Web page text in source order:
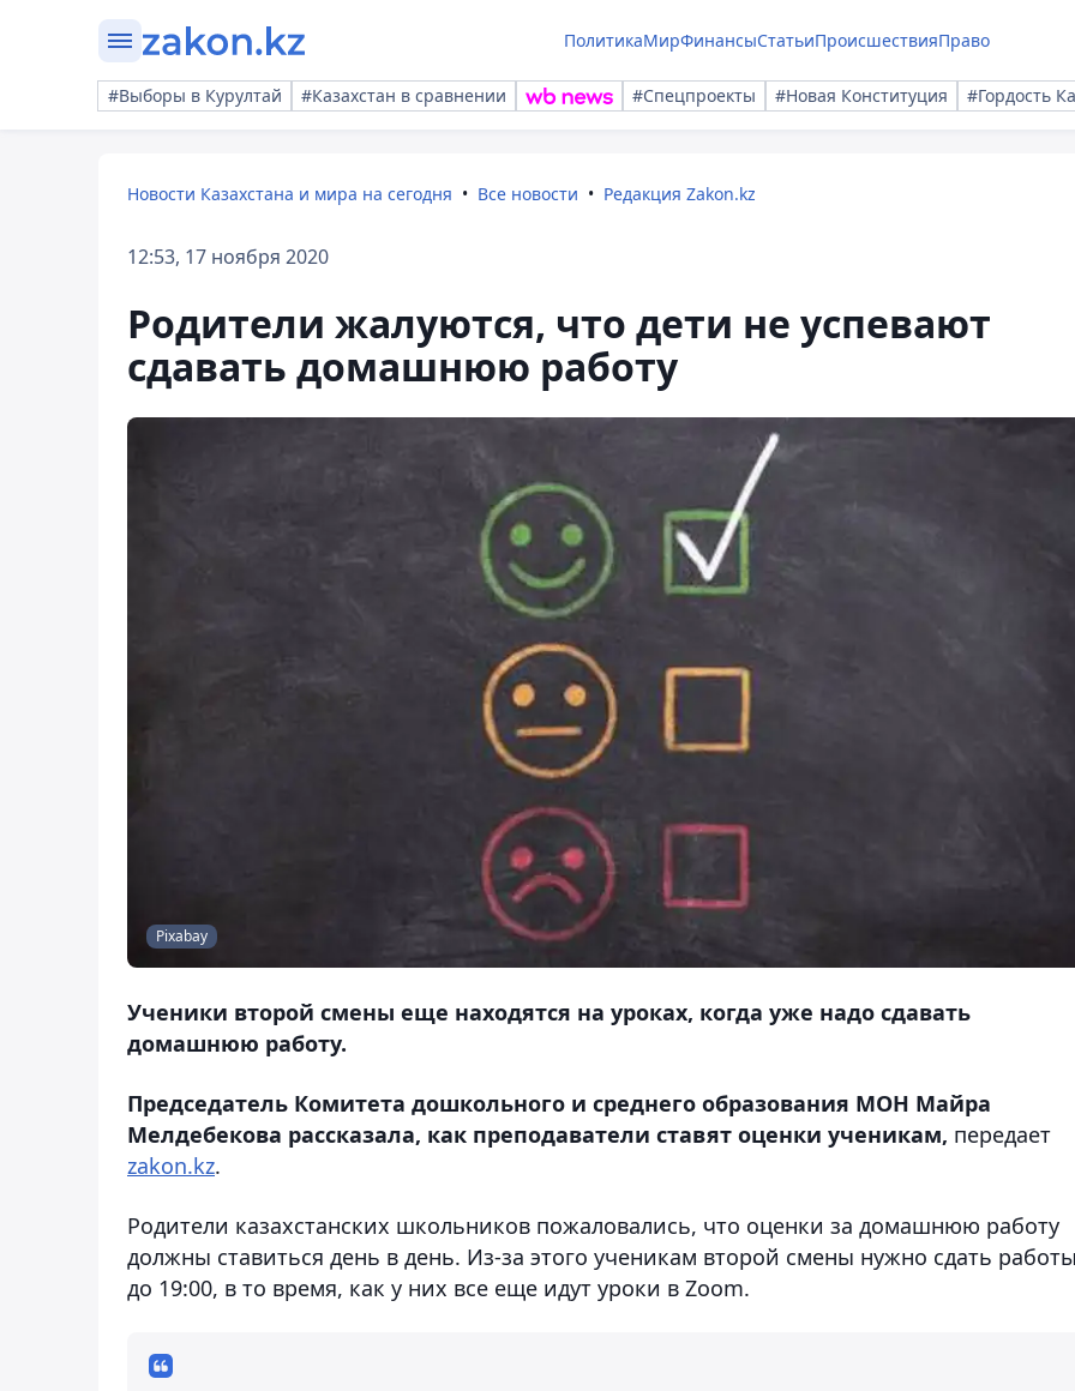
ПолитикаМирФинансыСтатьиПроисшествияПраво
#Выборы в Курултай #Казахстан в сравнении #Спецпроекты #Новая Конституция #Гордость
Новости Казахстана и мира на сегодня Все новости Редакция Zakon.kz
12:53, 17 ноября 2020
Родители жалуются, что дети не успевают
сдавать домашнюю работу
Pixabay
Ученики второй смены еще находятся на уроках, когда уже надо сдавать
домашнюю работу.
Председатель Комитета дошкольного и среднего образования МОН Майра
Мелдебекова рассказала, как преподаватели ставят оценки ученикам, передает
zakon.kz.
Родители казахстанских школьников пожаловались, что оценки за домашнюю работу
должны ставиться день в день. Из-за этого ученикам второй смены нужно сдать
до 19:00, в то время, как у них все еще идут уроки в Zoom.